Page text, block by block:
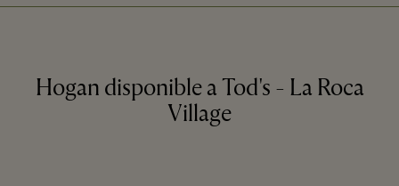
Hogan disponible a Tod's - La Roca
Village